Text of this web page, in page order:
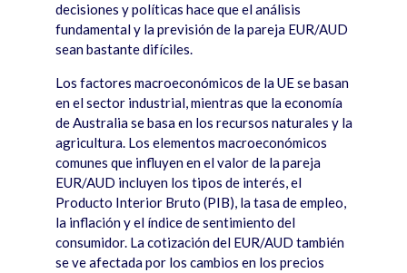
decisiones y políticas hace que el análisis
fundamental y la previsión de la pareja EUR/AUD
sean bastante difíciles.
Los factores macroeconómicos de la UE se basan
en el sector industrial, mientras que la economía
de Australia se basa en los recursos naturales y la
agricultura. Los elementos macroeconómicos
comunes que influyen en el valor de la pareja
EUR/AUD incluyen los tipos de interés, el
Producto Interior Bruto (PIB), la tasa de empleo,
la inflación y el índice de sentimiento del
consumidor. La cotización del EUR/AUD también
se ve afectada por los cambios en los precios